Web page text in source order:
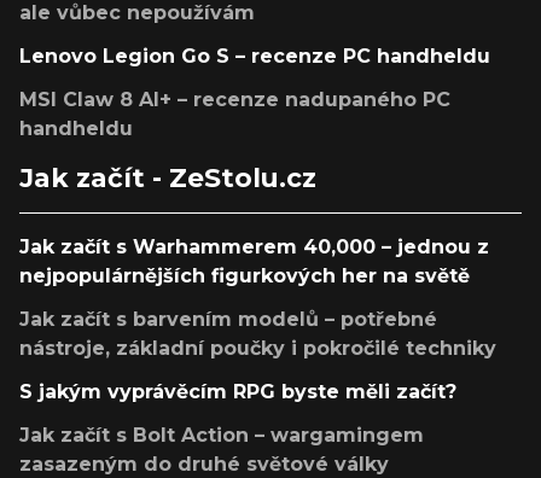
ale vůbec nepoužívám
Lenovo Legion Go S – recenze PC handheldu
MSI Claw 8 AI+ – recenze nadupaného PC
handheldu
Jak začít - ZeStolu.cz
Jak začít s Warhammerem 40,000 – jednou z
nejpopulárnějších figurkových her na světě
Jak začít s barvením modelů – potřebné
nástroje, základní poučky i pokročilé techniky
S jakým vyprávěcím RPG byste měli začít?
Jak začít s Bolt Action – wargamingem
zasazeným do druhé světové války